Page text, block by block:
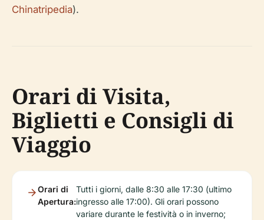
Chinatripedia).
Orari di Visita,
Biglietti e Consigli di
Viaggio
Orari di
Apertura:
Tutti i giorni, dalle 8:30 alle 17:30 (ultimo
ingresso alle 17:00). Gli orari possono
variare durante le festività o in inverno;